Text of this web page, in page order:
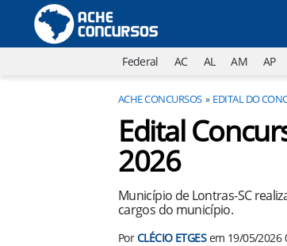
Federal AC AL AM AP
ACHE CONCURSOS EDITAL DO
Edital
2026
Município de Lontras-SC
cargos do município.
PorCLÉCIO ETGESem 19/05/2026